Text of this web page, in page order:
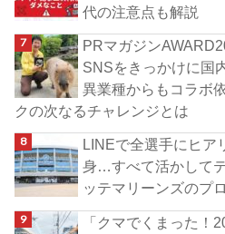
代の注意点も解説
PRマガジン
SNSをきっかけに国
異業種からもコラボ
クの次なるチャレンジとは
LINEで全選手にヒア
身…すべて活かして
ッテマリーンズのプ
「クマでくまった